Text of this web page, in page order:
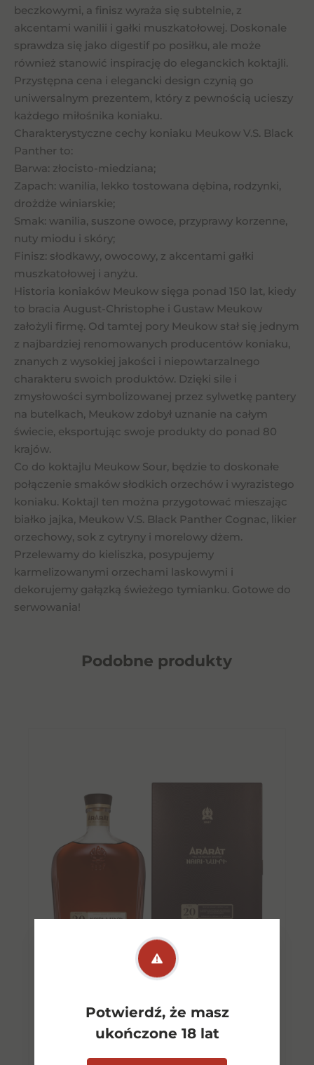
Potwierdź, że masz
ukończone 18 lat
beczkowymi, a finisz wyraża się subtelnie, z
akcentami wanilii i gałki muszkatołowej. Doskonale
sprawdza się jako digestif po posiłku, ale może
również stanowić inspirację do eleganckich koktajli.
Przystępna cena i elegancki design czynią go
uniwersalnym prezentem, który z pewnością ucieszy
każdego miłośnika koniaku.
Charakterystyczne cechy koniaku Meukow V.S. Black
Panther to:
Barwa: złocisto-miedziana;
Zapach: wanilia, lekko tostowana dębina, rodzynki,
drożdże winiarskie;
Smak: wanilia, suszone owoce, przyprawy korzenne,
nuty miodu i skóry;
Finisz: słodkawy, owocowy, z akcentami gałki
muszkatołowej i anyżu.
Historia koniaków Meukow sięga ponad 150 lat, kiedy
to bracia August-Christophe i Gustaw Meukow
założyli firmę. Od tamtej pory Meukow stał się jednym
z najbardziej renomowanych producentów koniaku,
znanych z wysokiej jakości i niepowtarzalnego
charakteru swoich produktów. Dzięki sile i
zmysłowości symbolizowanej przez sylwetkę pantery
na butelkach, Meukow zdobył uznanie na całym
świecie, eksportując swoje produkty do ponad 80
krajów.
Co do koktajlu Meukow Sour, będzie to doskonałe
połączenie smaków słodkich orzechów i wyrazistego
koniaku. Koktajl ten można przygotować mieszając
białko jajka, Meukow V.S. Black Panther Cognac, likier
orzechowy, sok z cytryny i morelowy dżem.
Przelewamy do kieliszka, posypujemy
karmelizowanymi orzechami laskowymi i
dekorujemy gałązką świeżego tymianku. Gotowe do
serwowania!
Podobne produkty
Ararat Nari Aged 20YO 0.7l